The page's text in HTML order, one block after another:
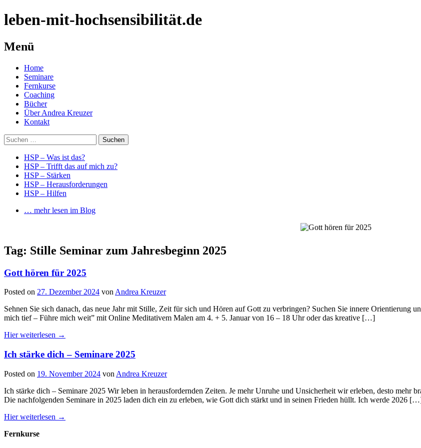
leben-mit-hochsensibilität.de
Menü
Springe
zum
Inhalt
Home
Seminare
Fernkurse
Coaching
Bücher
Über Andrea Kreuzer
Kontakt
Suchen
nach:
HSP – Was ist das?
HSP – Trifft das auf mich zu?
HSP – Stärken
HSP – Herausforderungen
HSP – Hilfen
… mehr lesen im Blog
Tag: Stille Seminar zum Jahresbeginn 2025
Gott hören für 2025
Posted on 27. Dezember 2024 von Andrea Kreuzer
Sehnen Sie sich danach, das neue Jahr mit Stille, Zeit für sich und Hören auf Gott zu verbringen? Suchen Sie innere Orientierung
mich tief – Führe mich weit” mit Online Meditativem Malen am 4. + 5. Januar von 16 – 18 Uhr oder das kreative […]
Hier weiterlesen →
Ich stärke dich – Seminare 2025
Posted on 19. November 2024 von Andrea Kreuzer
Ich stärke dich – Seminare 2025 Wir leben in herausfordernden Zeiten. Je mehr Unruhe und Unsicherheit wir erleben, desto mehr
Die nachfolgenden Seminare in 2025 laden dich ein zu erleben, wie Gott dich stärkt und in seinen Frieden hüllt. Ich werde 2026
Hier weiterlesen →
Fernkurse